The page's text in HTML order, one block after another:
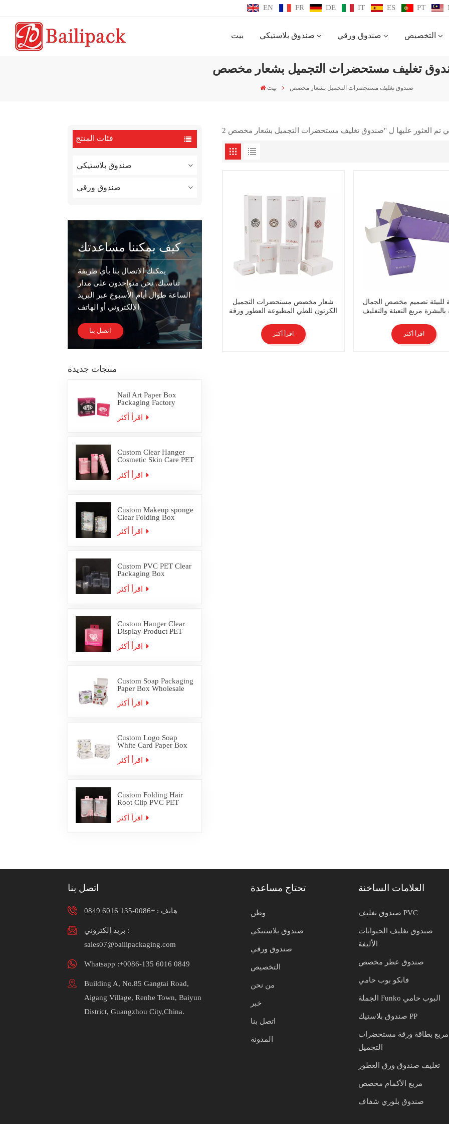
EN FR DE IT ES PT
بيت صندوق بلاستيكي صندوق ورقي التخصيص
تغليف مستحضرات التجميل بشعار مخصص
بيت صندوق تغليف مستحضرات التجميل بشعار مخصص
فئات المنتج
صندوق بلاستيكي
صندوق ورقي
كيف يمكننا مساعدتك
يمكنك الاتصال بنا بأي طريقة
تناسبك. نحن متواجدون على مدار
الساعة طوال أيام الأسبوع عبر البريد
الإلكتروني أو الهاتف.
اتصل بنا
منتجات جديدة
Nail Art Paper Box
Packaging Factory
Custom Clear Hanger
Cosmetic Skin Care PET
Custom Makeup sponge
Clear Folding Box
Custom PVC PET Clear
Packaging Box
Custom Hanger Clear
Display Product PET
Custom Soap Packaging
Paper Box Wholesale
Custom Logo Soap
White Card Paper Box
Custom Folding Hair
Root Clip PVC PET
شعار مخصص مستحضرات التجميل
الكرتون للطي المطبوعة العطور ورقة
اقرأ أكثر
للبيئة تصميم مخصص الجمال
بالبشرة مربع التعبئة والتغليف
اقرأ أكثر
اتصل بنا
هاتف :+0086-135 6016 0849
بريد إلكتروني :
sales07@bailipackaging.com
Whatsapp :+0086-135 6016 0849
Building A, No.85 Gangtai Road,
Aigang Village, Renhe Town, Baiyun
District, Guangzhou City,China.
تحتاج مساعدة
وطن
صندوق بلاستيكي
صندوق ورقي
التخصيص
من نحن
خبر
اتصل بنا
المدونة
العلامات الساخنة
صندوق تغليف PVC
صندوق تغليف الحيوانات
الأليفة
صندوق عطر مخصص
فانكو بوب حامي
الجملة Funko البوب حامي
صندوق بلاستيك PP
مربع بطاقة ورقة مستحضرات
التجميل
تغليف صندوق ورق العطور
مربع الأكمام مخصص
صندوق بلوري شفاف